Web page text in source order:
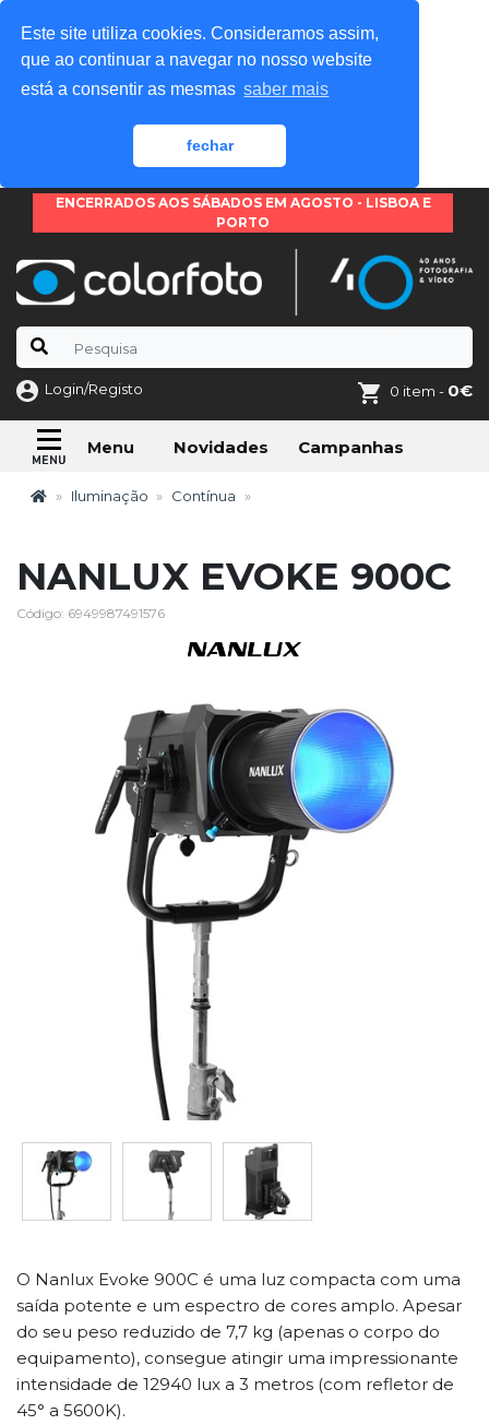
Este site utiliza cookies. Consideramos assim,
que ao continuar a navegar no nosso website
está a consentir as mesmas saber mais
fechar
ENCERRADOS AOS SÁBADOS EM AGOSTO - LISBOA E
PORTO
Login/Registo 0 item - 0€
Menu Novidades Campanhas
Iluminação Contínua
NANLUX EVOKE 900C
Código: 6949987491576
O Nanlux Evoke 900C é uma luz compacta com uma
saída potente e um espectro de cores amplo. Apesar
do seu peso reduzido de 7,7 kg (apenas o corpo do
equipamento), consegue atingir uma impressionante
intensidade de 12940 lux a 3 metros (com refletor de
45° a 5600K).